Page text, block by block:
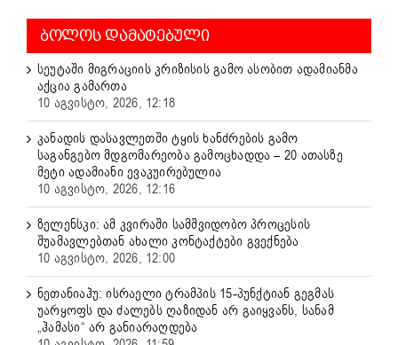
ᲑᲝᲚᲝᲡ ᲓᲐᲛᲐᲢᲔᲑᲣᲚᲘ
სეუტაში მიგრაციის კრიზისის გამო ასობით ადამიანმა
აქცია გამართა
10 აგვისტო, 2026, 12:18
კანადის დასავლეთში ტყის ხანძრების გამო
საგანგებო მდგომარეობა გამოცხადდა – 20 ათასზე
მეტი ადამიანი ევაკუირებულია
10 აგვისტო, 2026, 12:16
ზელენსკი: ამ კვირაში სამშვიდობო პროცესის
შუამავლებთან ახალი კონტაქტები გვექნება
10 აგვისტო, 2026, 12:00
ნეთანიაჰუ: ისრაელი ტრამპის 15-პუნქტიან გეგმას
უარყოფს და ძალებს ღაზიდან არ გაიყვანს, სანამ
„ჰამასი“ არ განიარაღდება